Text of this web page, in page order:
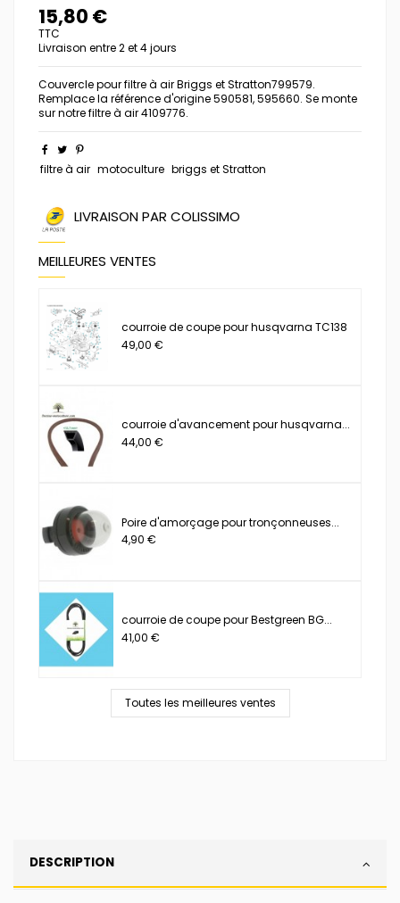
15,80 €
TTC
Livraison entre 2 et 4 jours
Couvercle pour filtre à air Briggs et Stratton799579.
Remplace la référence d'origine 590581, 595660. Se monte
sur notre filtre à air 4109776.
filtre à air motoculture briggs et Stratton
LIVRAISON PAR COLISSIMO
MEILLEURES VENTES
courroie de coupe pour husqvarna TC138
49,00 €
courroie d'avancement pour husqvarna...
44,00 €
Poire d'amorçage pour tronçonneuses...
4,90 €
courroie de coupe pour Bestgreen BG...
41,00 €
Toutes les meilleures ventes
DESCRIPTION